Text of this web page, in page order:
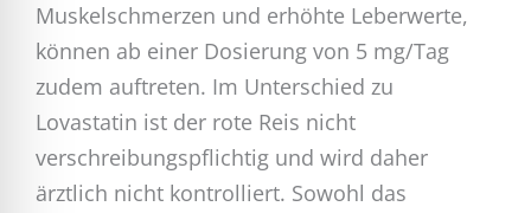
Muskelschmerzen und erhöhte Leberwerte,
können ab einer Dosierung von 5 mg/Tag
zudem auftreten. Im Unterschied zu
Lovastatin ist der rote Reis nicht
verschreibungspflichtig und wird daher
ärztlich nicht kontrolliert. Sowohl das